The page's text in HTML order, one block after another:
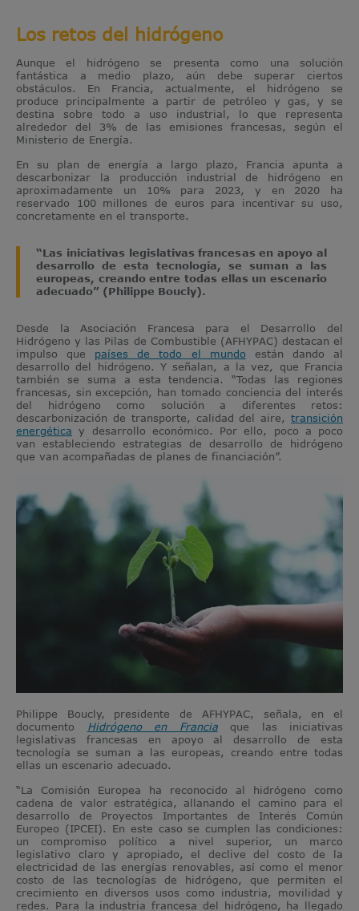
Los retos del hidrógeno
Aunque el hidrógeno se presenta como una solución
fantástica a medio plazo, aún debe superar ciertos
obstáculos. En Francia, actualmente, el hidrógeno se
produce principalmente a partir de petróleo y gas, y se
destina sobre todo a uso industrial, lo que representa
alrededor del 3% de las emisiones francesas, según el
Ministerio de Energía.
En su plan de energía a largo plazo, Francia apunta a
descarbonizar la producción industrial de hidrógeno en
aproximadamente un 10% para 2023, y en 2020 ha
reservado 100 millones de euros para incentivar su uso,
concretamente en el transporte.
“Las iniciativas legislativas francesas en apoyo al
desarrollo de esta tecnología, se suman a las
europeas, creando entre todas ellas un escenario
adecuado” (Philippe Boucly).
Desde la Asociación Francesa para el Desarrollo del
Hidrógeno y las Pilas de Combustible (AFHYPAC) destacan el
impulso que países de todo el mundo están dando al
desarrollo del hidrógeno. Y señalan, a la vez, que Francia
también se suma a esta tendencia. “Todas las regiones
francesas, sin excepción, han tomado conciencia del interés
del hidrógeno como solución a diferentes retos:
descarbonización de transporte, calidad del aire, transición
energética y desarrollo económico. Por ello, poco a poco
van estableciendo estrategias de desarrollo de hidrógeno
que van acompañadas de planes de financiación”.
Philippe Boucly, presidente de AFHYPAC, señala, en el
documento Hidrógeno en Franciaque las iniciativas
legislativas francesas en apoyo al desarrollo de esta
tecnología se suman a las europeas, creando entre todas
ellas un escenario adecuado.
“La Comisión Europea ha reconocido al hidrógeno como
cadena de valor estratégica, allanando el camino para el
desarrollo de Proyectos Importantes de Interés Común
Europeo (IPCEI). En este caso se cumplen las condiciones:
un compromiso político a nivel superior, un marco
legislativo claro y apropiado, el declive del costo de la
electricidad de las energías renovables, así como el menor
costo de las tecnologías de hidrógeno, que permiten el
crecimiento en diversos usos como industria, movilidad y
redes. Para la industria francesa del hidrógeno, ha llegado